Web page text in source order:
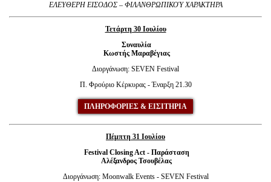
ΕΛΕΥΘΕΡΗ ΕΙΣΟΔΟΣ – ΦΙΛΑΝΘΡΩΠΙΚΟΎ ΧΑΡΑΚΤΗΡΑ
Τετάρτη 30 Ιουλίου
Συναυλία
Κωστής Μαραβέγιας
Διοργάνωση: SEVEN Festival
Π. Φρούριο Κέρκυρας - Έναρξη 21.30
ΠΛΗΡΟΦΟΡΙΕΣ & ΕΙΣΙΤΗΡΙΑ
Πέμπτη 31 Ιουλίου
Festival Closing Act- Παράσταση
Αλέξανδρος Τσουβέλας
Διοργάνωση: Moonwalk Events - SEVEN Festival